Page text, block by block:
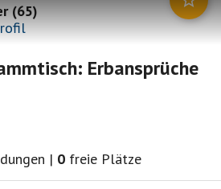
(65)
Erbansprüche
| 0 freie Plätze